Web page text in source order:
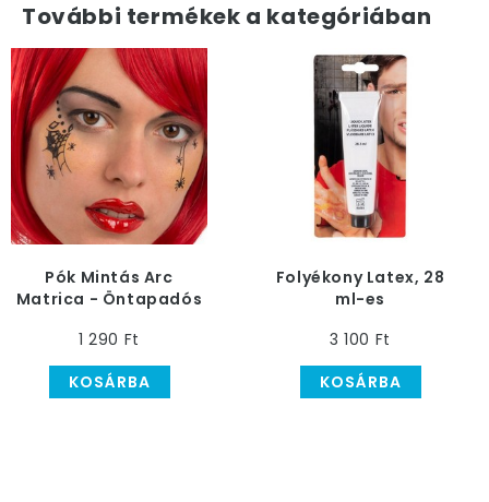
További termékek a kategóriában
Pók Mintás Arc
Matrica - Öntapadós
1 290 Ft
KOSÁRBA
Folyékony Latex, 28
ml-es
3 100 Ft
KOSÁRBA